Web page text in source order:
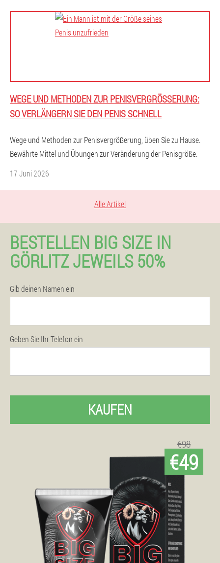
WEGE UND METHODEN ZUR PENISVERGRÖSSERUNG: S
O VERLÄNGERN SIE DEN PENIS SCHNELL
Wege und Methoden zur Penisvergrößerung, üben Sie zu Hause.
Bewährte Mittel und Übungen zur Veränderung der Penisgröße.
17 Juni 2026
Alle Artikel
BESTELLEN BIG SIZE IN
GÖRLITZ JEWEILS 50%
Gib deinen Namen ein
Geben Sie Ihr Telefon ein
KAUFEN
€98
€49